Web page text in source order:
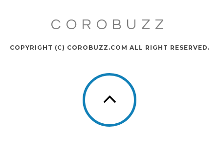
COROBUZZ
COPYRIGHT (C) COROBUZZ.COM ALL RIGHT RESERVED.